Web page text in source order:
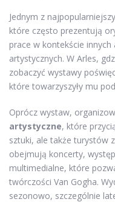
Jednym z
które często prezentują
prace w kontekście
artystycznych. W Arles,
zobaczyć wystawy
które towarzyszyły mu
Oprócz wystaw,
artystyczne, które
sztuki, ale także turystów
obejmują koncerty,
multimedialne, które
twórczości Van Gogha.
sezonowo, szczególnie